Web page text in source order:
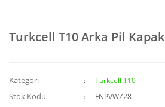
Turkcell T10 Arka Pil Kapak
Kategori Turkcell T10
Stok Kodu FNPVWZ28